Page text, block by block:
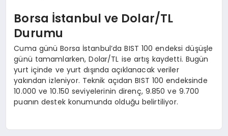
Borsa İstanbul ve Dolar/TL
Durumu
Cuma günü Borsa İstanbul’da BIST 100 endeksi düşüşle
günü tamamlarken, Dolar/TL ise artış kaydetti. Bugün
yurt içinde ve yurt dışında açıklanacak veriler
yakından izleniyor. Teknik açıdan BIST 100 endeksinde
10.000 ve 10.150 seviyelerinin direnç, 9.850 ve 9.700
puanın destek konumunda olduğu belirtiliyor.